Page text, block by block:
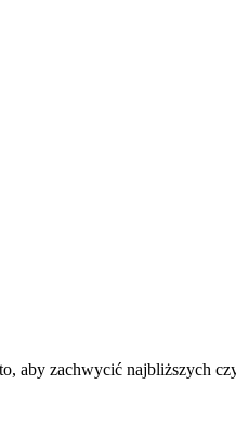
aby zachwycić najbliższych